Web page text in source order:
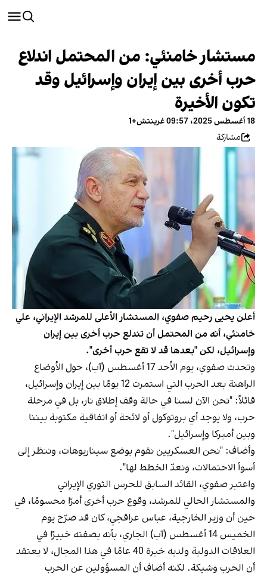
مستشار خامنئي: من المحتمل اندلاع
حرب أخرى بين إيران وإسرائيل وقد
تكون الأخيرة
18 أغسطس 2025، 09:57 غرينتش+1
مشاركة
أعلن يحيى رحيم صفوي، المستشار الأعلى للمرشد الإيراني، علي
خامنئي، أنه من المحتمل أن تندلع حرب أخرى بين إيران
وإسرائيل، لكن "بعدها قد لا تقع حرب أخرى".
وتحدث صفوي، يوم الأحد 17 أغسطس (آب)، حول الأوضاع
الراهنة بعد الحرب التي استمرت 12 يومًا بين إيران وإسرائيل،
قائلاً: "نحن الآن لسنا في حالة وقف إطلاق نار، بل في مرحلة
حرب، ولا يوجد أي بروتوكول أو لائحة أو اتفاقية مكتوبة بيننا
وبين أميركا وإسرائيل".
وأضاف: "نحن العسكريين نقوم بوضع سيناريوهات، وننظر إلى
أسوأ الاحتمالات، ونعدّ الخطط لها".
واعتبر صفوي، القائد السابق للحرس الثوري الإيراني
والمستشار الحالي للمرشد، وقوع حرب أخرى أمرًا محسومًا، في
حين أن وزير الخارجية، عباس عراقجي، كان قد صرّح يوم
الخميس 14 أغسطس (آب) الجاري، بأنه بصفته خبيرًا في
العلاقات الدولية ولديه خبرة 40 عامًا في هذا المجال، لا يعتقد
أن الحرب وشيكة. لكنه أضاف أن المسؤولين عن الحرب